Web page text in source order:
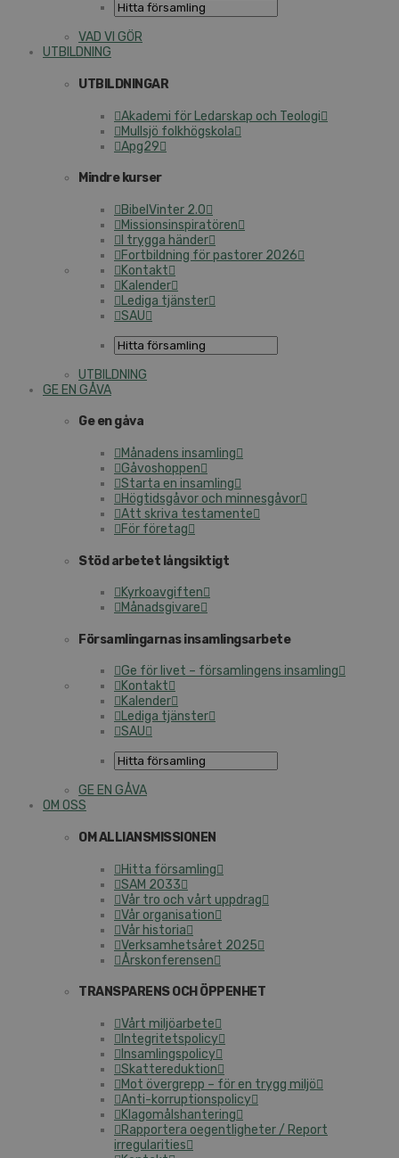
VAD VI GÖR
UTBILDNING
UTBILDNINGAR
Akademi för Ledarskap och Teologi
Mullsjö folkhögskola
Apg29
Mindre kurser
BibelVinter 2.0
Missionsinspiratören
I trygga händer
Fortbildning för pastorer 2026
Kontakt
Kalender
Lediga tjänster
SAU
UTBILDNING
GE EN GÅVA
Ge en gåva
Månadens insamling
Gåvoshoppen
Starta en insamling
Högtidsgåvor och minnesgåvor
Att skriva testamente
För företag
Stöd arbetet långsiktigt
Kyrkoavgiften
Månadsgivare
Församlingarnas insamlingsarbete
Ge för livet – församlingens insamling
Kontakt
Kalender
Lediga tjänster
SAU
GE EN GÅVA
OM OSS
OM ALLIANSMISSIONEN
Hitta församling
SAM 2033
Vår tro och vårt uppdrag
Vår organisation
Vår historia
Verksamhetsåret 2025
Årskonferensen
TRANSPARENS OCH ÖPPENHET
Vårt miljöarbete
Integritetspolicy
Insamlingspolicy
Skattereduktion
Mot övergrepp – för en trygg miljö
Anti-korruptionspolicy
Klagomålshantering
Rapportera oegentligheter / Report
irregularities